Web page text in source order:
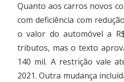
Quanto aos carros novos
com deficiência com
o valor do automóvel a
tributos, mas o texto
140 mil. A restrição vale
2021. Outra mudança